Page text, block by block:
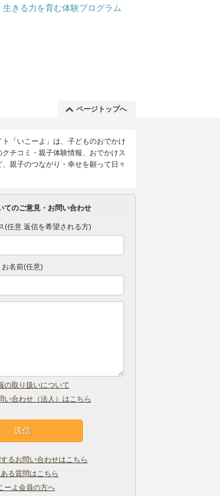
ページトップへ
「いこーよ」は、子どものおでかけ
チコミ・親子体験情報、おでかけス
親子のつながり・幸せを願って日々
てのご意見・お問い合わせ
(任意 返信を希望される方)
お名前(任意)
の取り扱いについて
い合わせ（法人）はこちら
るお問い合わせはこちら
る質問はこちら
ーよ会員の方へ